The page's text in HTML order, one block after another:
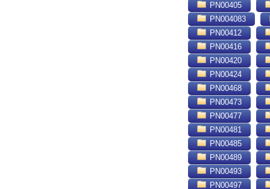
PN00405
PN004083
PN00412
PN00416
PN00420
PN00424
PN00468
PN00473
PN00477
PN00481
PN00485
PN00489
PN00493
PN00497